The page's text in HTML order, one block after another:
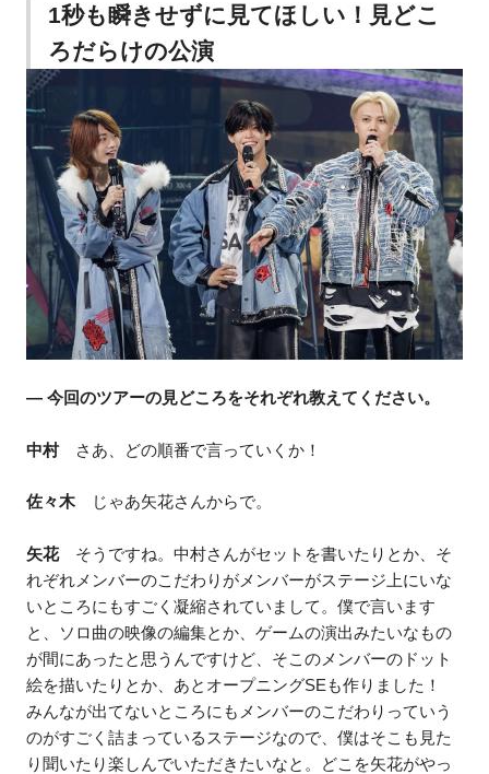
1秒も瞬きせずに見てほしい！見どこ
ろだらけの公演
― 今回のツアーの見どころをそれぞれ教えてください。
中村さあ、どの順番で言っていくか！
佐々木じゃあ矢花さんからで。
矢花そうですね。中村さんがセットを書いたりとか、そ
れぞれメンバーのこだわりがメンバーがステージ上にいな
いところにもすごく凝縮されていまして。僕で言います
と、ソロ曲の映像の編集とか、ゲームの演出みたいなもの
が間にあったと思うんですけど、そこのメンバーのドット
絵を描いたりとか、あとオープニングSEも作りました！
みんなが出てないところにもメンバーのこだわりっていう
のがすごく詰まっているステージなので、僕はそこも見た
り聞いたり楽しんでいただきたいなと。どこを矢花がやっ